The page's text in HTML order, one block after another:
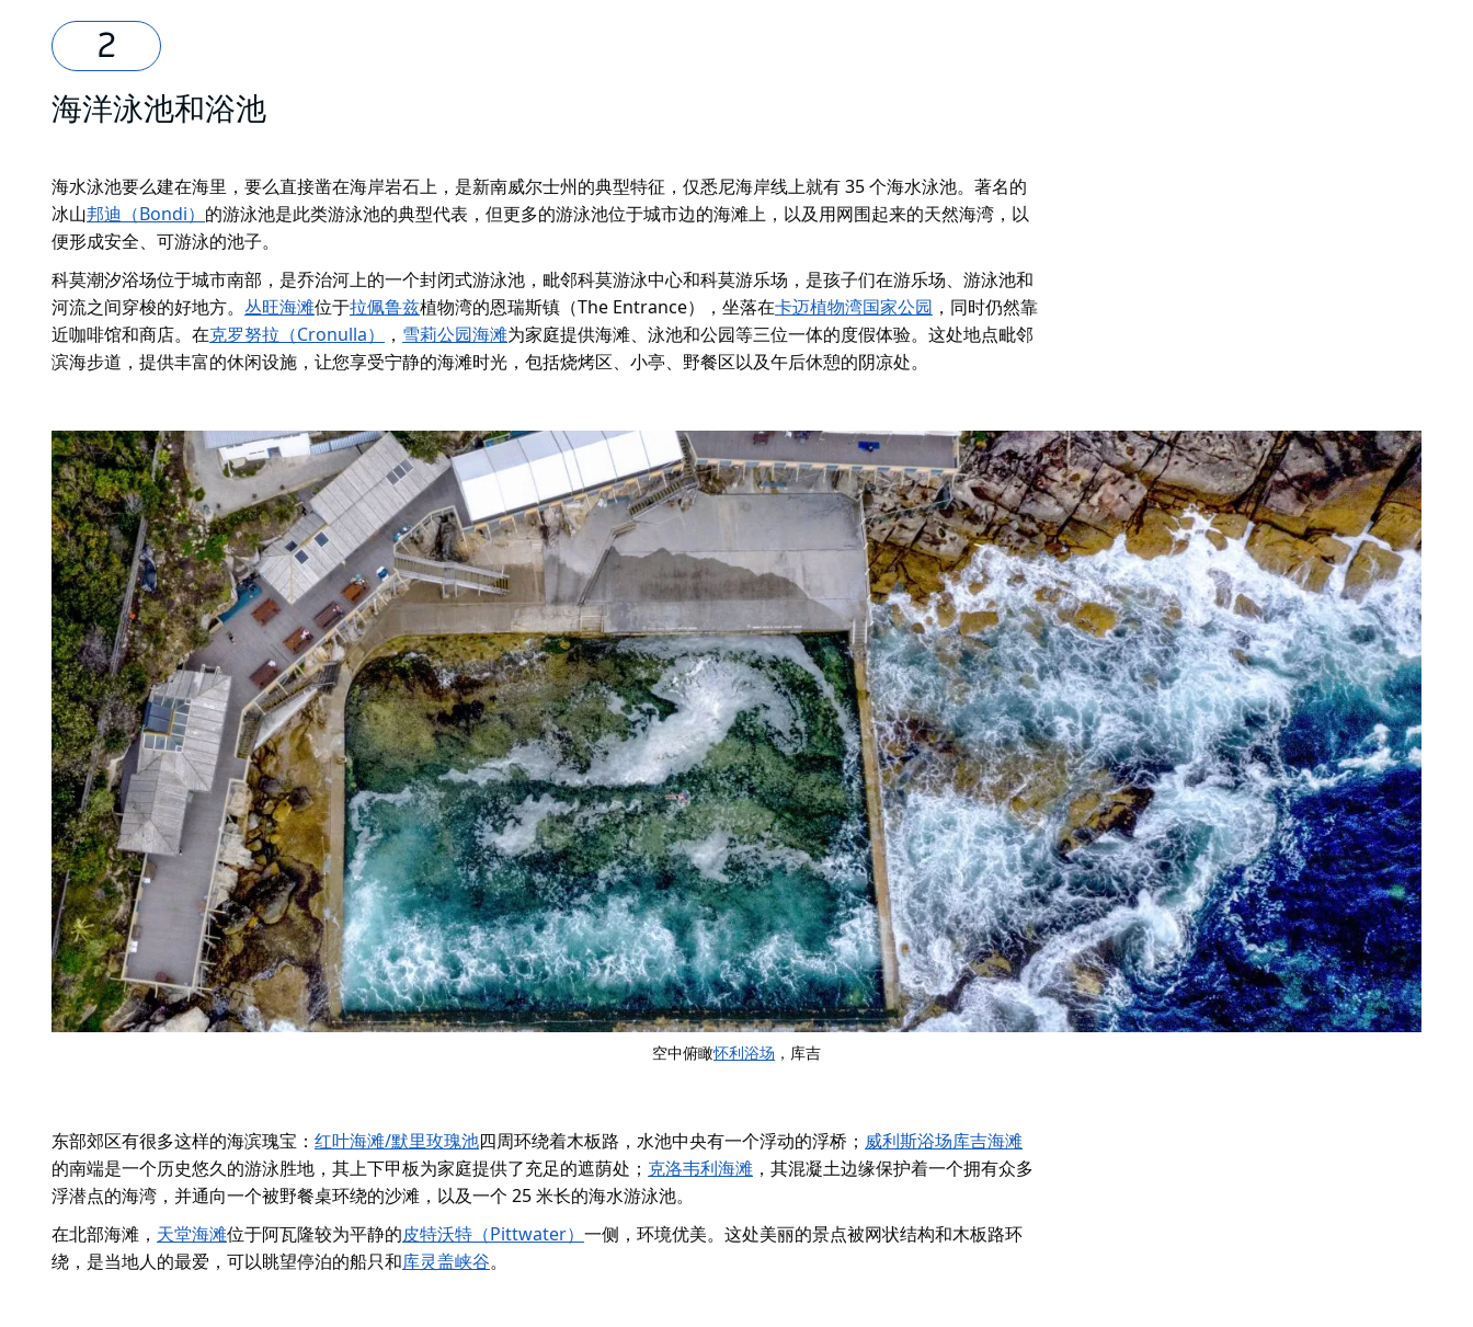
海洋泳池和浴池
海水泳池要么建在海里，要么直接凿在海岸岩石上，是新南威尔士州的典型特征，仅悉尼海岸线上就有 35 个海水泳池。著名的
冰山邦迪（Bondi） 的游泳池是此类游泳池的典型代表，但更多的游泳池位于城市边的海滩上，以及用网围起来的天然海湾，以
便形成安全、可游泳的池子。
科莫潮汐浴场位于城市南部，是乔治河上的一个封闭式游泳池，毗邻科莫游泳中心和科莫游乐场，是孩子们在游乐场、游泳池和
河流之间穿梭的好地方。 丛旺海滩位于拉佩鲁兹植物湾的恩瑞斯镇（The Entrance），坐落在卡迈植物湾国家公园 ，同时仍然靠
近咖啡馆和商店。在克罗努拉（Cronulla） ， 雪莉公园海滩为家庭提供海滩、泳池和公园等三位一体的度假体验。这处地点毗邻
滨海步道，提供丰富的休闲设施，让您享受宁静的海滩时光，包括烧烤区、小亭、野餐区以及午后休憩的阴凉处。
空中俯瞰怀利浴场 ，库吉
东部郊区有很多这样的海滨瑰宝： 红叶海滩/默里玫瑰池四周环绕着木板路，水池中央有一个浮动的浮桥； 威利斯浴场库吉海滩
的南端是一个历史悠久的游泳胜地，其上下甲板为家庭提供了充足的遮荫处； 克洛韦利海滩 ，其混凝土边缘保护着一个拥有众多
浮潜点的海湾，并通向一个被野餐桌环绕的沙滩，以及一个 25 米长的海水游泳池。
在北部海滩， 天堂海滩位于阿瓦隆较为平静的皮特沃特（Pittwater） 一侧，环境优美。这处美丽的景点被网状结构和木板路环
绕，是当地人的最爱，可以眺望停泊的船只和库灵盖峡谷。